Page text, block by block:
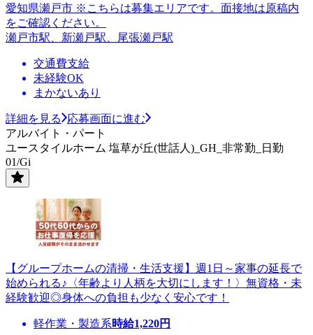
愛知県瀬戸市 ※こちらは募集エリアです。面接地は原稿内
をご確認ください。
瀬戸市駅、新瀬戸駅、尾張瀬戸駅
交通費支給
未経験OK
まかないあり
詳細を見る
応募画面に進む
アルバイト・パート
ユースタイルホーム 塩草が丘(世話人)_GH_非常勤_日勤
01/Gi
【グループホームの清掃・生活支援】週1日～家事の延長で
始められる♪〈年齢より人柄を大切にします！〉無資格・未
経験歓迎◎身体への負担も少なく安心です！
軽作業・製造系時給1,220円